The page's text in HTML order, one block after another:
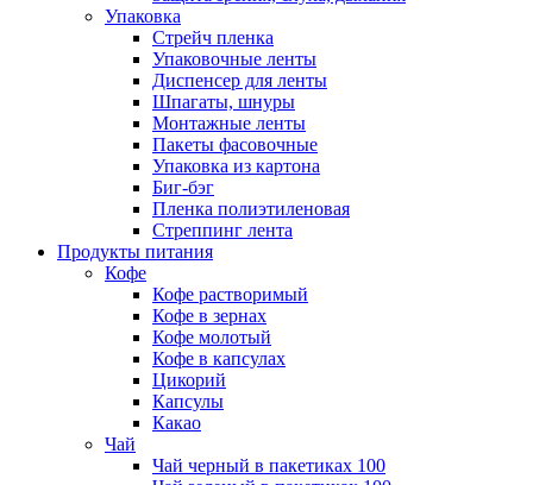
Упаковка
Стрейч пленка
Упаковочные ленты
Диспенсер для ленты
Шпагаты, шнуры
Монтажные ленты
Пакеты фасовочные
Упаковка из картона
Биг-бэг
Пленка полиэтиленовая
Стреппинг лента
Продукты питания
Кофе
Кофе растворимый
Кофе в зернах
Кофе молотый
Кофе в капсулах
Цикорий
Капсулы
Какао
Чай
Чай черный в пакетиках 100